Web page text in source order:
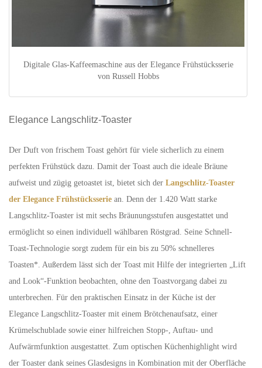
Digitale Glas-Kaffeemaschine aus der Elegance Frühstücksserie
von Russell Hobbs
Elegance Langschlitz-Toaster
Der Duft von frischem Toast gehört für viele sicherlich zu einem
perfekten Frühstück dazu. Damit der Toast auch die ideale Bräune
aufweist und zügig getoastet ist, bietet sich der Langschlitz-Toaster
der Elegance Frühstücksserie an. Denn der 1.420 Watt starke
Langschlitz-Toaster ist mit sechs Bräunungsstufen ausgestattet und
ermöglicht so einen individuell wählbaren Röstgrad. Seine Schnell-
Toast-Technologie sorgt zudem für ein bis zu 50% schnelleres
Toasten*. Außerdem lässt sich der Toast mit Hilfe der integrierten „Lift
and Look“-Funktion beobachten, ohne den Toastvorgang dabei zu
unterbrechen. Für den praktischen Einsatz in der Küche ist der
Elegance Langschlitz-Toaster mit einem Brötchenaufsatz, einer
Krümelschublade sowie einer hilfreichen Stopp-, Auftau- und
Aufwärmfunktion ausgestattet. Zum optischen Küchenhighlight wird
der Toaster dank seines Glasdesigns in Kombination mit der Oberfläche